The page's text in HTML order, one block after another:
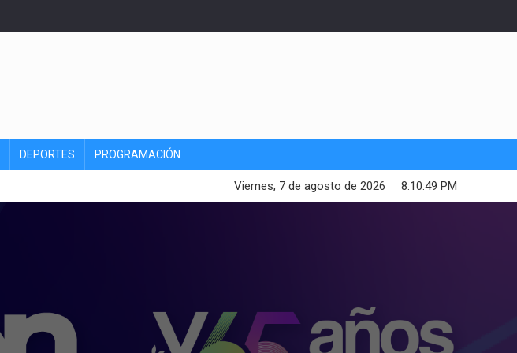
DEPORTES PROGRAMACIÓN
8:10:51 PM
Viernes, 7 de agosto de 2026